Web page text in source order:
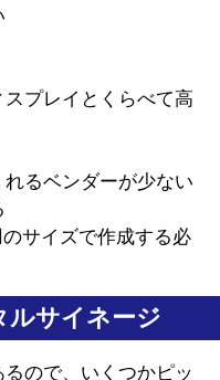
スプレイとくらべて高
れるベンダーが少ない
サイズで作成する必
ルサイネージ
ので、いくつかピッ